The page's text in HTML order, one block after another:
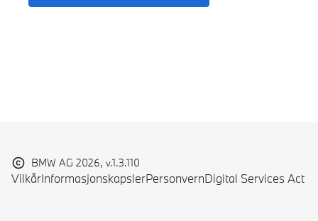
BMW AG 2026, v.1.3.110
VilkårInformasjonskapslerPersonvernDigital Services Act